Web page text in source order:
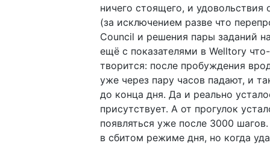
ничего стоящего, и удовольствия
(за исключением разве что
Council и решения пары заданий
ещё с показателями в Welltory
творится: после пробуждения
уже через пару часов падают, и
до конца дня. Да и реально
присутствует. А от прогулок
появляться уже после 3000
в сбитом режиме дня, но когда